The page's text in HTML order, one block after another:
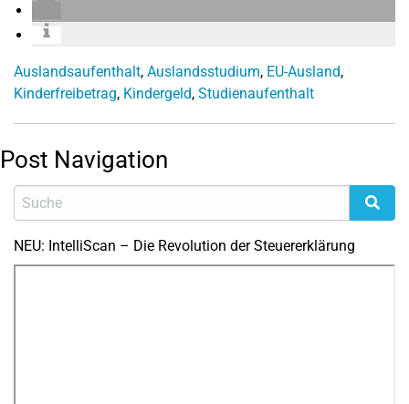
Auslandsaufenthalt, Auslandsstudium, EU-Ausland,
Kinderfreibetrag, Kindergeld, Studienaufenthalt
Post Navigation
NEU: IntelliScan – Die Revolution der Steuererklärung